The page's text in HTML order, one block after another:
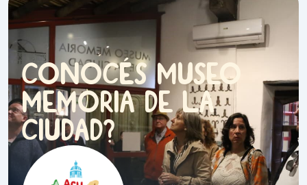
Conocés Museo
Memoria de la
Ciudad?